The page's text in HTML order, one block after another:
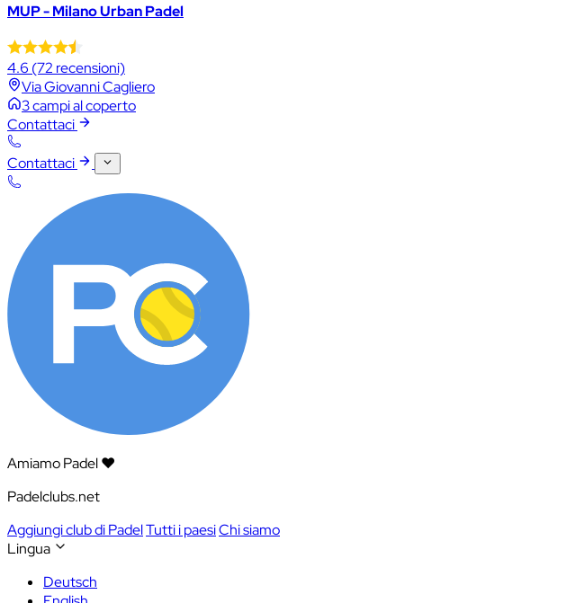
MUP - Milano Urban Padel
4.6 (72 recensioni)
Via Giovanni Cagliero
3 campi al coperto
Contattaci
Contattaci
Amiamo Padel ❤️
Padelclubs.net
Aggiungi club di PadelTutti i paesiChi siamo
Lingua
Deutsch